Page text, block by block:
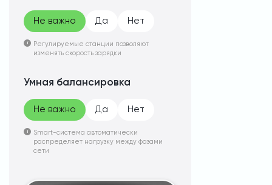
Не важно Да Нет
Регулируемые станции позволяют
изменять скорость зарядки
Умная балансировка
Не важно Да Нет
Smart-система автоматически
распределяет нагрузку между фазами
сети